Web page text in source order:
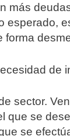
más
esperado,
forma
de
sector.
que se
se